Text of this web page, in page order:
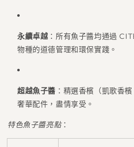
永續卓越 ：所有魚子醬均通過
物種的道德管理和環保實踐。
超越魚子醬 ：精選香檳（凱歌香
奢華配件，盡情享受。
特色魚子醬亮點：